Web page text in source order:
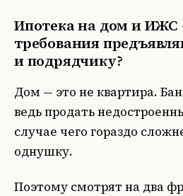
Ипотека на дом и ИЖС
требования
и подрядчику?
Дом — это не квартира.
ведь продать
случае чего гораздо
однушку.
Поэтому смотрят на два